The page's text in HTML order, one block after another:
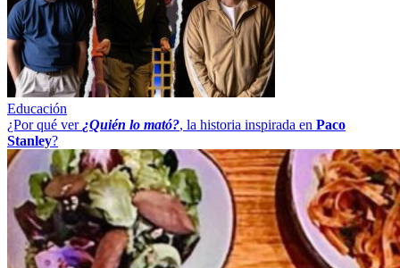
Educación
¿Por qué ver ¿Quién lo mató?, la historia inspirada en Paco
Stanley?